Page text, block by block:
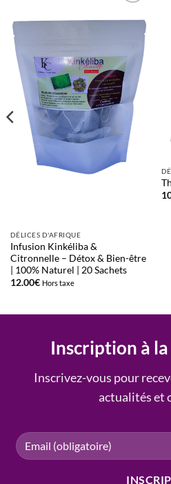
à la liste
DÉLICES D'AFRIQUE
Infusion Kinkéliba &
Citronnelle – Détox & Bien-être
| 100% Naturel | 20 Sachets
12.00€ Hors taxe
Inscription à
Inscrivez-vous pour
actualités et